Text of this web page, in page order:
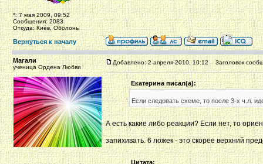
*: 7 мая 2009, 09:52
Сообщения: 2083
Откуда: Киев, Оболонь
Вернуться к началу
Магали
ученица Ордена Любви
Добавлено: 2 апреля 2010, 10:12 Заголовок
Екатерина писал(а):
Если следовать схеме, то после 3-х ч.л.
А есть какие либо реакции? Если нет, то
запихивать. 6 ложек - это скорее верхний
Цитата: